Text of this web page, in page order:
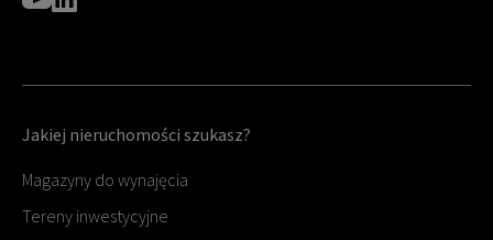
Jakiej nieruchomości szukasz?
Magazyny do wynajęcia
Tereny inwestycyjne